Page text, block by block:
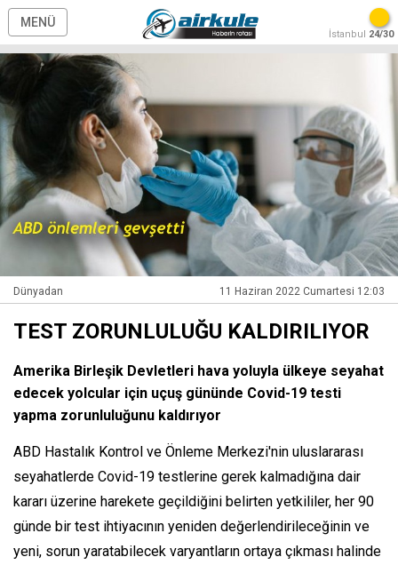
MENÜ
İstanbul 24/30
Dünyadan 11 Haziran 2022 Cumartesi 12:03
TEST ZORUNLULUĞU KALDIRILIYOR
Amerika Birleşik Devletleri hava yoluyla ülkeye seyahat
edecek yolcular için uçuş gününde Covid-19 testi
yapma zorunluluğunu kaldırıyor
ABD Hastalık Kontrol ve Önleme Merkezi'nin uluslararası
seyahatlerde Covid-19 testlerine gerek kalmadığına dair
kararı üzerine harekete geçildiğini belirten yetkililer, her 90
günde bir test ihtiyacının yeniden değerlendirileceğinin ve
yeni, sorun yaratabilecek varyantların ortaya çıkması halinde